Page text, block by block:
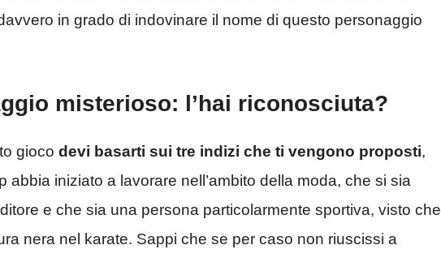
in grado di indovinare il nome di questo personaggio
misterioso: l’hai riconosciuta?
gioco devi basarti sui tre indizi che ti vengono proposti,
abbia iniziato a lavorare nell’ambito della moda, che si sia
e che sia una persona particolarmente sportiva, visto che
nera nel karate. Sappi che se per caso non riuscissi a